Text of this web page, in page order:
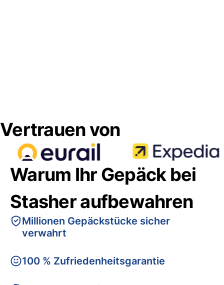
Vertrauen von
Warum Ihr Gepäck bei
Stasher aufbewahren
Millionen Gepäckstücke sicher
verwahrt
100 % Zufriedenheitsgarantie